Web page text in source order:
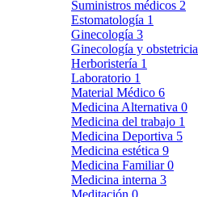
Suministros médicos 2
Estomatología 1
Ginecología 3
Ginecología y obstetricia
Herboristería 1
Laboratorio 1
Material Médico 6
Medicina Alternativa 0
Medicina del trabajo 1
Medicina Deportiva 5
Medicina estética 9
Medicina Familiar0
Medicina interna 3
Meditación 0